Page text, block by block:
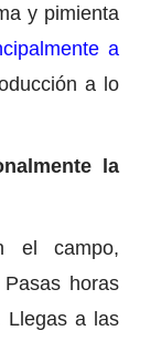
y pimienta
a
a lo
la
el campo,
horas
Llegas a las